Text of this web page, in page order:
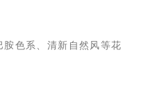
色系、清新自然风等花